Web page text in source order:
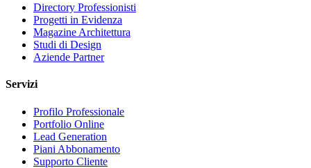
Directory Professionisti
Progetti in Evidenza
Magazine Architettura
Studi di Design
Aziende Partner
Servizi
Profilo Professionale
Portfolio Online
Lead Generation
Piani Abbonamento
Supporto Cliente